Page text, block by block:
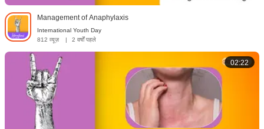
Management of Anaphylaxis
International Youth Day
812 व्यूज़
| 2 वर्षों पहले
02:22